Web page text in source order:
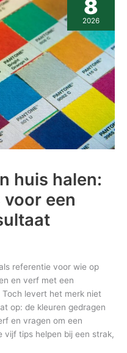
huis halen:
een
referentie voor wie op
en verf met een
levert het merk niet
op: de kleuren gedragen
en vragen om een
vijf tips helpen bij een strak,
8
2026